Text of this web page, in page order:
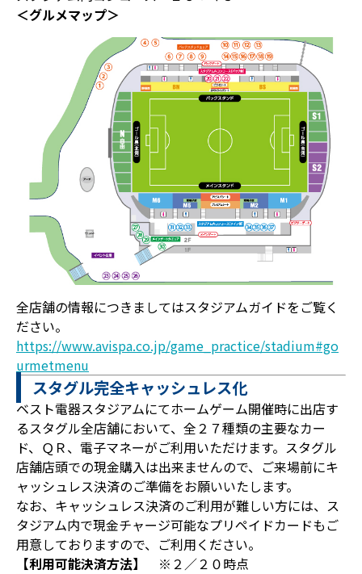
＜グルメマップ＞
全店舗の情報につきましてはスタジアムガイドをご覧く
ださい。
https://www.avispa.co.jp/game_practice/stadium#go
urmetmenu
スタグル完全キャッシュレス化
ベスト電器スタジアムにてホームゲーム開催時に出店す
るスタグル全店舗において、全２７種類の主要なカー
ド、ＱＲ、電子マネーがご利用いただけます。スタグル
店舗店頭での現金購入は出来ませんので、ご来場前にキ
ャッシュレス決済のご準備をお願いいたします。
なお、キャッシュレス決済のご利用が難しい方には、ス
タジアム内で現金チャージ可能なプリペイドカードもご
用意しておりますので、ご利用ください。
【利用可能決済方法】
※２／２０時点